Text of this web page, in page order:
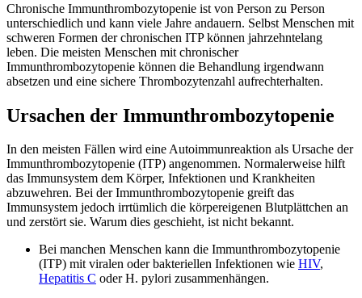
Chronische Immunthrombozytopenie ist von Person zu Person
unterschiedlich und kann viele Jahre andauern. Selbst Menschen mit
schweren Formen der chronischen ITP können jahrzehntelang
leben. Die meisten Menschen mit chronischer
Immunthrombozytopenie können die Behandlung irgendwann
absetzen und eine sichere Thrombozytenzahl aufrechterhalten.
Ursachen der Immunthrombozytopenie
In den meisten Fällen wird eine Autoimmunreaktion als Ursache der
Immunthrombozytopenie (ITP) angenommen. Normalerweise hilft
das Immunsystem dem Körper, Infektionen und Krankheiten
abzuwehren. Bei der Immunthrombozytopenie greift das
Immunsystem jedoch irrtümlich die körpereigenen Blutplättchen an
und zerstört sie. Warum dies geschieht, ist nicht bekannt.
Bei manchen Menschen kann die Immunthrombozytopenie
(ITP) mit viralen oder bakteriellen Infektionen wie HIV,
Hepatitis C oder H. pylori zusammenhängen.